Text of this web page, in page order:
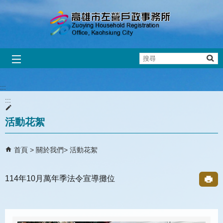
跳到主要內容區塊
搜
尋
:::
:::
活動花絮
首頁 關於我們 活動花絮
114年10月萬年季法令宣導攤位